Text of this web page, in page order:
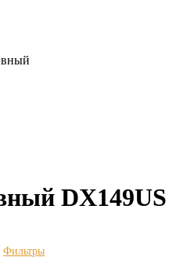
DX149US
Фильтры